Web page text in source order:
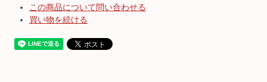
この商品について問い合わせる
買い物を続ける